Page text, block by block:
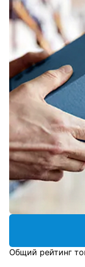
Общий рейтинг